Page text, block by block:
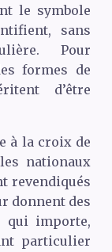
le symbole
sans
Pour
formes de
d’être
à la croix de
nationaux
revendiqués
donnent des
qui importe,
particulier